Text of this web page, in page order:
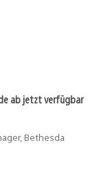
ab jetzt verfügbar
Bethesda